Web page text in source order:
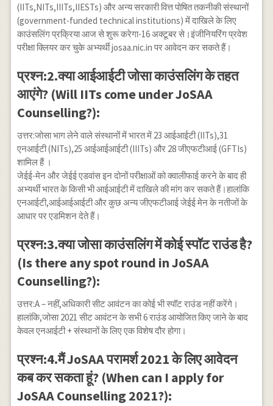
(IITs,NITs,IIITs,IIESTs) और अन्य सरकारी वित्त पोषित तकनीकी संस्थानों
(government-funded technical institutions) में दाखिले के लिए
काउंसलिंग प्रक्रिया आज से शुरू करेगा-16 अक्टूबर से।इंजीनियरिंग प्रवेश
परीक्षा क्लियर कर चुके अभ्यर्थी josaa.nic.in पर आवेदन कर सकते हैं।
प्रश्न:2.क्या आईआईटी जोसा काउंसलिंग के तहत
आएंगे? (Will IITs come under JoSAA
Counselling?):
उत्तर:जोसा भाग लेने वाले संस्थानों में भारत में 23 आईआईटी (IITs),31
एनआईटी (NITs),25 आईआईआईटी (IIITs) और 28 जीएफटीआई (GFTIs)
शामिल हैं ।
जेईई-मेन और जेईई एडवांस इन दोनों परीक्षाओं को क्वालीफाई करने के बाद ही
अभ्यर्थी भारत के किसी भी आईआईटी में दाखिले की मांग कर सकते हैं।हालांकि
एनआईटी,आईआईआईटी और कुछ अन्य जीएफटीआई जेईई मेन के नतीजों के
आधार पर एडमिशन देते हैं।
प्रश्न:3.क्या जोसा काउंसलिंग में कोई स्पॉट राउंड है?
(Is there any spot round in JoSAA
Counselling?):
उत्तर:A – नहीं,अधिकारी सीट आवंटन का कोई भी स्पॉट राउंड नहीं करेंगे।
हालांकि,जोसा 2021 सीट आवंटन के सभी 6 राउंड आयोजित किए जाने के बाद
केवल एनआईटी + संस्थानों के लिए एक विशेष दौर होगा।
प्रश्न:4.मैं JoSAA परामर्श 2021 के लिए आवेदन
कब कर सकता हूं? (When can I apply for
JoSAA Counselling 2021?):